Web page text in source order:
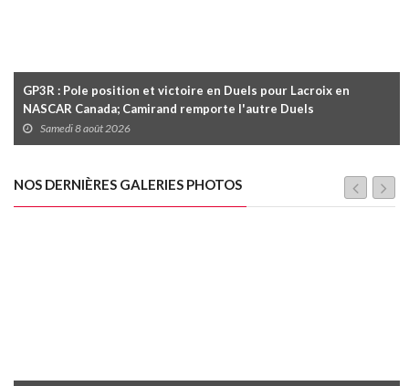
GP3R : Pole position et victoire en Duels pour Lacroix en
NASCAR Canada; Camirand remporte l'autre Duels
Samedi 8 août 2026
NOS DERNIÈRES GALERIES PHOTOS